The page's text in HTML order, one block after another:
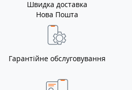
Швидка доставка
Нова Пошта
Гарантійне обслуговування